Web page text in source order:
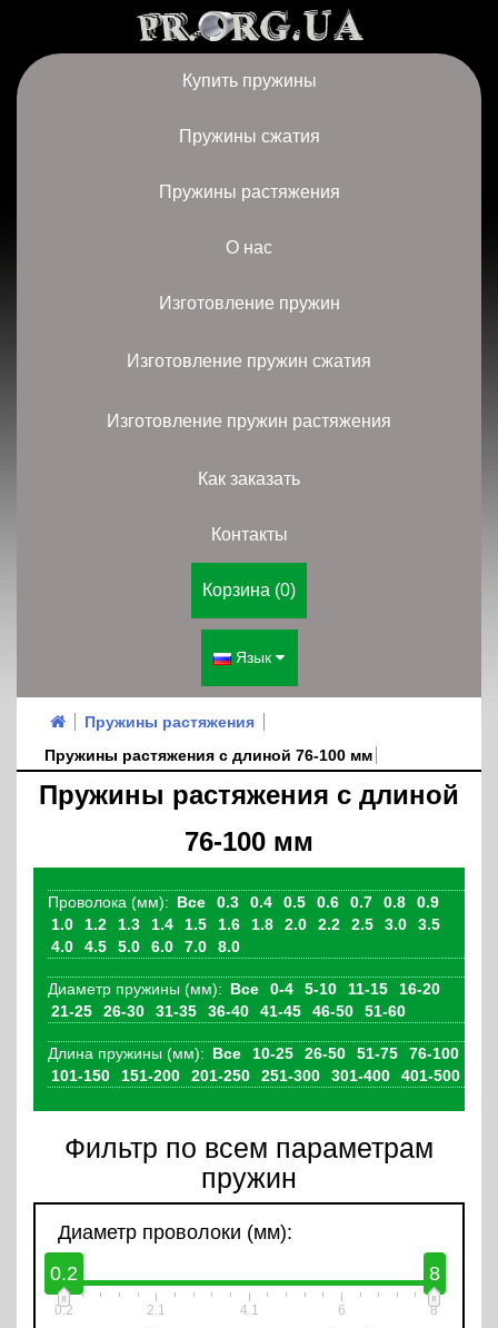
Купить пружины
Пружины сжатия
Пружины растяжения
О нас
Изготовление пружин
Изготовление пружин сжатия
Изготовление пружин растяжения
Как заказать
Контакты
Корзина (0)
Язык
Пружины растяжения
Пружины растяжения с длиной 76-100 мм
Пружины растяжения с длиной
76-100 мм
Проволока (мм): Все 0.3 0.4 0.5 0.6 0.7 0.8
0.9
1.0
1.2 1.3 1.4 1.5 1.6 1.8 2.0 2.2 2.5 3.0
3.5
4.0
4.5 5.0 6.0 7.0 8.0
Диаметр пружины (мм): Все 0-4 5-10 11-15
16-20
21-25
26-30 31-35 36-40 41-45 46-50 51-60
Длина пружины (мм): Все 10-25 26-50 51-75
76-100
101-150
151-200 201-250 251-300 301-400 401-500
Фильтр по всем параметрам
пружин
Диаметр проволоки (мм):
0.2
8
0.2 2.1 4.1 6 8